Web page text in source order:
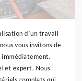
d’un travail
vous invitons de
immédiatement.
et expert. Nous